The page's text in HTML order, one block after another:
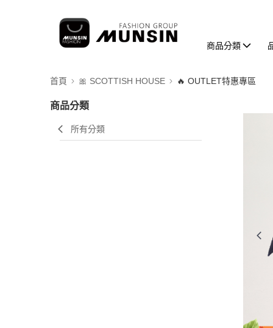
商品分類
首頁 🎀 SCOTTISH HOUSE 🔥 OUTLET特惠專區
商品分類
所有分類